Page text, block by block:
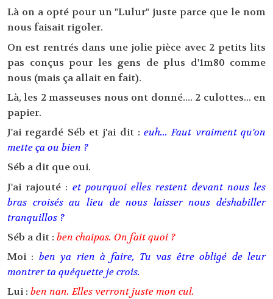
Là on a opté pour un "Lulur" juste parce que le nom
nous faisait rigoler.
On est rentrés dans une jolie pièce avec 2 petits lits
pas conçus pour les gens de plus d'1m80 comme
nous (mais ça allait en fait).
Là, les 2 masseuses nous ont donné.... 2 culottes... en
papier.
J'ai regardé Séb et j'ai dit :euh... Faut vraiment qu'on
mette ça ou bien ?
Séb a dit que oui.
J'ai rajouté : et pourquoi elles restent devant nous les
bras croisés au lieu de nous laisser nous déshabiller
tranquillos ?
Séb a dit : ben chaipas. On fait quoi ?
Moi : ben ya rien à faire, Tu vas être obligé de leur
montrer ta quéquette je crois.
Lui : ben nan. Elles verront juste mon cul.